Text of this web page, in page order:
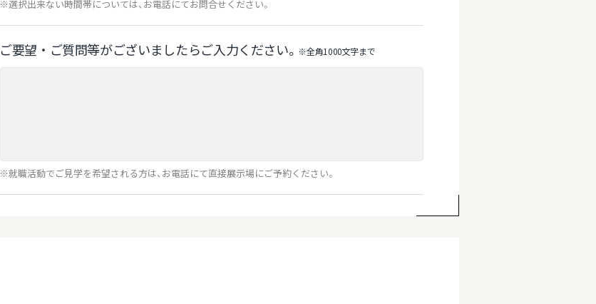
※選択出来ない時間帯については、お電話にてお問合せください。
ご要望‧ご質問等がございましたらご⼊⼒ください。 ※全⾓1000⽂字まで
※就職活動でご見学を希望される方は、お電話にて直接展示場にご予約ください。